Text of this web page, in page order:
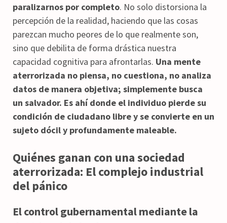
paralizarnos por completo. No solo distorsiona la
percepción de la realidad, haciendo que las cosas
parezcan mucho peores de lo que realmente son,
sino que debilita de forma drástica nuestra
capacidad cognitiva para afrontarlas. Una mente
aterrorizada no piensa, no cuestiona, no analiza
datos de manera objetiva; simplemente busca
un salvador. Es ahí donde el individuo pierde su
condición de ciudadano libre y se convierte en un
sujeto dócil y profundamente maleable.
Quiénes ganan con una sociedad
aterrorizada: El complejo industrial
del pánico
El control gubernamental mediante la